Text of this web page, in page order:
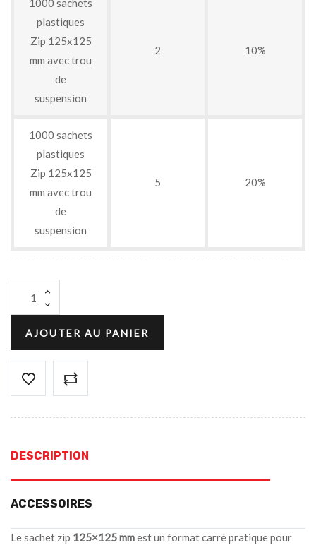
1000 sachets
plastiques
Zip 125x125
mm avec trou
de
suspension
2 10%
1000 sachets
plastiques
Zip 125x125
mm avec trou
de
suspension
5 20%
AJOUTER AU PANIER
DESCRIPTION
ACCESSOIRES
Le sachet zip 125×125 mmest un format carré pratique pour